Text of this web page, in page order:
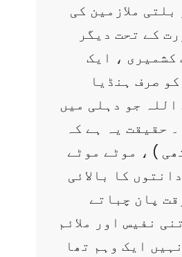
ملازمین کی
کے تحت دیگر
کشمیری ، ایک
صرف ہنڈیا
جو دہلی میں
حقیقت یہ ہے کہ
) ، موٹے موٹے
کا بالائی
پان چباتے
نفیس اور ملائم
ایک وہم تھا